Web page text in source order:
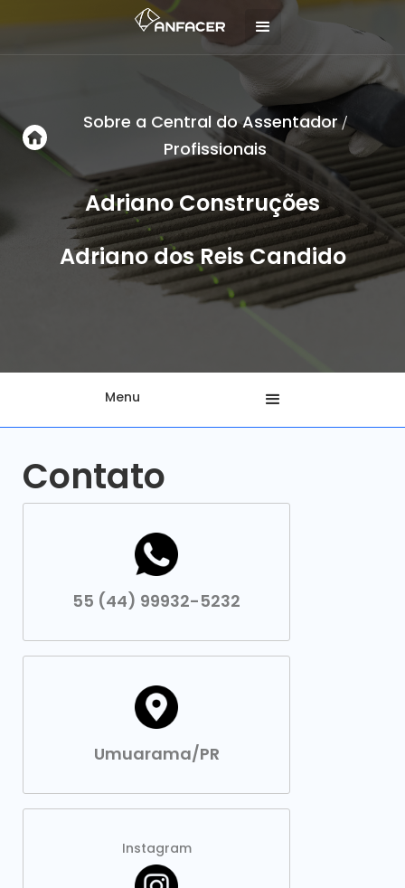
Sobre a Central do Assentador/
Profissionais
Adriano Construções
Adriano dos Reis Candido
Menu
Contato
55 (44) 99932-5232
Umuarama/PR
Instagram